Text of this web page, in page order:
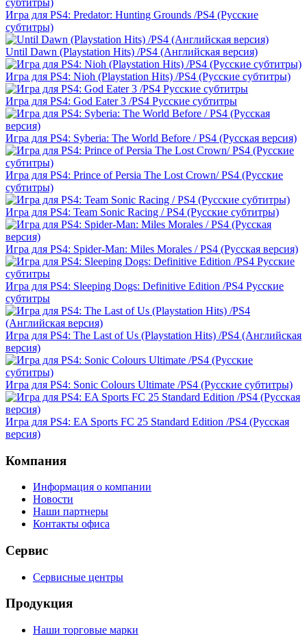
Игра для PS4: Predator: Hunting Grounds /PS4 (Русские
субтитры)
Until Dawn (Playstation Hits) /PS4 (Английская версия)
Игра для PS4: Nioh (Playstation Hits) /PS4 (Русские субтитры)
Игра для PS4: God Eater 3 /PS4 Русские субтитры
Игра для PS4: Syberia: The World Before / PS4 (Русская версия)
Игра для PS4: Prince of Persia The Lost Crown/ PS4 (Русские
субтитры)
Игра для PS4: Team Sonic Racing / PS4 (Русские субтитры)
Игра для PS4: Spider-Man: Miles Morales / PS4 (Русская версия)
Игра для PS4: Sleeping Dogs: Definitive Edition /PS4 Русские
субтитры
Игра для PS4: The Last of Us (Playstation Hits) /PS4 (Английская
версия)
Игра для PS4: Sonic Colours Ultimate /PS4 (Русские субтитры)
Игра для PS4: EA Sports FC 25 Standard Edition /PS4 (Русская
версия)
Компания
Информация о компании
Новости
Наши партнеры
Контакты офиса
Сервис
Сервисные центры
Продукция
Наши торговые марки